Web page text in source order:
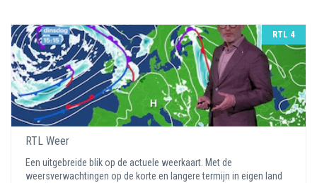
RTL 4
RTL Weer
Een uitgebreide blik op de actuele weerkaart. Met de
weersverwachtingen op de korte en langere termijn in eigen land